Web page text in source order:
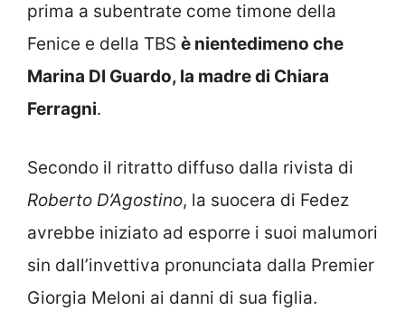
prima a subentrate come timone della
Fenice e della TBS è nientedimeno che
Marina DI Guardo, la madre di Chiara
Ferragni.
Secondo il ritratto diffuso dalla rivista di
Roberto D’Agostino, la suocera di Fedez
avrebbe iniziato ad esporre i suoi malumori
sin dall’invettiva pronunciata dalla Premier
Giorgia Meloni ai danni di sua figlia.